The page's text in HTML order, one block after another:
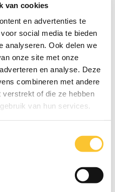
van cookies
en advertenties te
social media te bieden
analyseren. Ook delen we
onze site met onze
en analyse. Deze
combineren met andere
verstrekt of die ze hebben
van hun services.
Werkkostenregeling bij